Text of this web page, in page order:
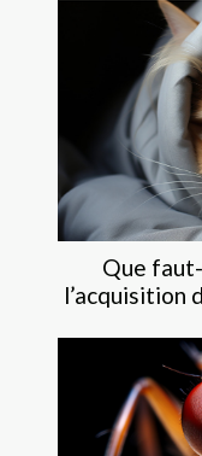
Que
l’acquisition